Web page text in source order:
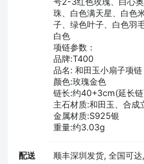
珠、白色满天星、白色
子、绿色叶子、白色羽
白色
项链参数：
品牌:T400
品名: 和田玉小扇子项链
颜色:玫瑰金色
链长:约40+3cm(延长
主石材质:和田玉、合成
金属材质:S925银
重量:约3.03g
配送 顺丰深圳发货, 全国可